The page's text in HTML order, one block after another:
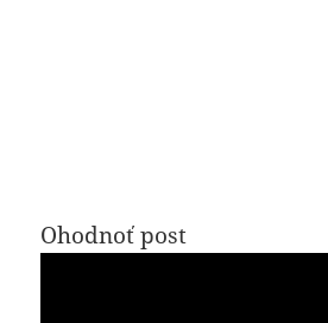
Ohodnoť post